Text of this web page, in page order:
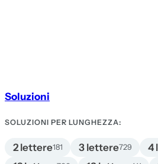
Soluzioni
SOLUZIONI PER LUNGHEZZA:
2 lettere181 3 lettere729 4